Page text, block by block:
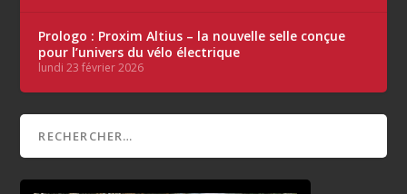
Prologo : Proxim Altius – la nouvelle selle conçue
pour l’univers du vélo électrique
lundi 23 février 2026